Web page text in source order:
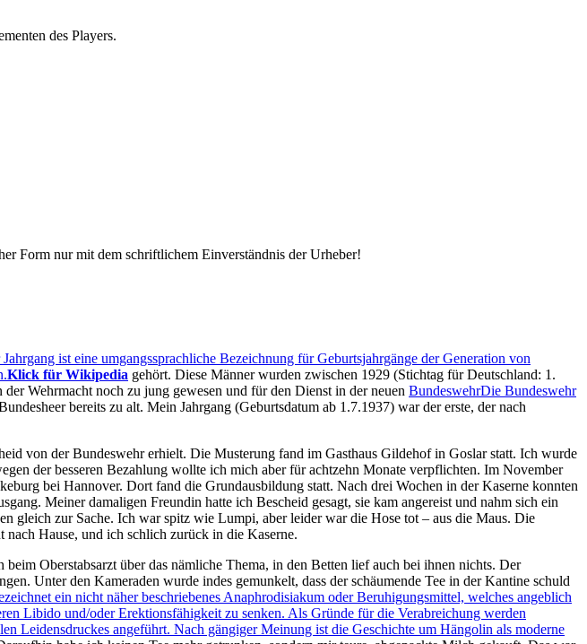
des Players.
Form nur mit dem schriftlichem Einverständnis der Urheber!
ist eine umgangssprachliche Bezeichnung für Geburtsjahrgänge der Generation von
Klick für Wikipedia gehört. Diese Männer wurden zwischen 1929 (Stichtag für Deutschland: 1.
Wehrmacht noch zu jung gewesen und für den Dienst in der neuen BundeswehrDie Bundeswehr
bereits zu alt. Mein Jahrgang (Geburtsdatum ab 1.7.1937) war der erste, der nach
von der Bundeswehr erhielt. Die Musterung fand im Gasthaus Gildehof in Goslar statt. Ich wurde
der besseren Bezahlung wollte ich mich aber für achtzehn Monate verpflichten. Im November
bei Hannover. Dort fand die Grundausbildung statt. Nach drei Wochen in der Kaserne konnten
Meiner damaligen Freundin hatte ich Bescheid gesagt, sie kam angereist und nahm sich ein
gleich zur Sache. Ich war spitz wie Lumpi, aber leider war die Hose tot – aus die Maus. Die
Hause, und ich schlich zurück in die Kaserne.
Oberstabsarzt über das nämliche Thema, in den Betten lief auch bei ihnen nichts. Der
Unter den Kameraden wurde indes gemunkelt, dass der schäumende Tee in der Kantine schuld
ein nicht näher beschriebenes Anaphrodisiakum oder Beruhigungsmittel, welches angeblich
Libido und/oder Erektionsfähigkeit zu senken. Als Gründe für die Verabreichung werden
Leidensdruckes angeführt. Nach gängiger Meinung ist die Geschichte um Hängolin als moderne